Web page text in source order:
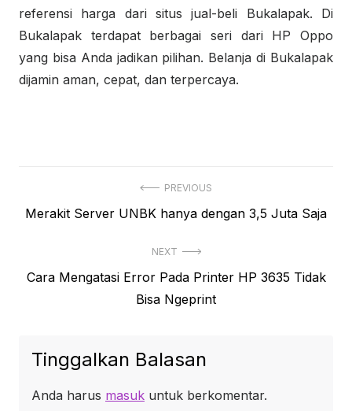
referensi harga dari situs jual-beli Bukalapak. Di
Bukalapak terdapat berbagai seri dari HP Oppo
yang bisa Anda jadikan pilihan. Belanja di Bukalapak
dijamin aman, cepat, dan terpercaya.
pos
PREVIOUS
Previous
Merakit Server UNBK hanya dengan 3,5 Juta Saja
NEXT
Next
Cara Mengatasi Error Pada Printer HP 3635 Tidak
Bisa Ngeprint
Tinggalkan Balasan
Anda harus masuk untuk berkomentar.